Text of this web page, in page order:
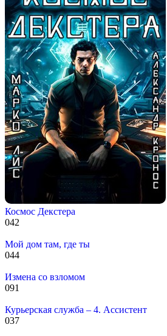
Космос Декстера
042
Мой дом там, где ты
044
Измена со взломом
091
Курьерская служба – 4. Ассистент
037